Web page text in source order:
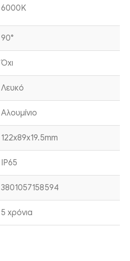
6000K
90°
Όχι
Λευκό
Αλουμίνιο
122x89x19.5mm
IP65
3801057158594
5 χρόνια